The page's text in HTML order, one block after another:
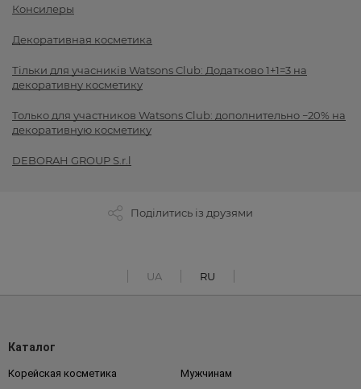
Консилеры
Декоративная косметика
Тільки для учасників Watsons Club: Додатково 1+1=3 на
декоративну косметику
Только для участников Watsons Club: дополнительно −20% на
декоративную косметику
DEBORAH GROUP S.r.l
Поділитись із друзями
UA RU
Каталог
Корейская косметика Мужчинам